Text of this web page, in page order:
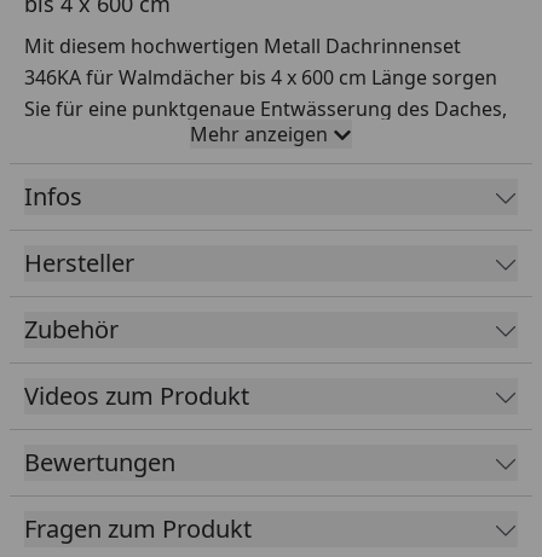
Mit diesem hochwertigen Metall Dachrinnenset
346KA für Walmdächer bis 4 x 600 cm Länge sorgen
Sie für eine punktgenaue Entwässerung des Daches,
außerdem werden die Seitenwände
spritzwassergeschützt.
Rinnenbreite
107 mm Rinne + ca. 18 mm Wulst
Material
Fallrohr
Farbe
2 Metallfallrohre
Mehr anzeigen
Infos
Hersteller
Zubehör
Videos zum Produkt
Bewertungen
Fragen zum Produkt